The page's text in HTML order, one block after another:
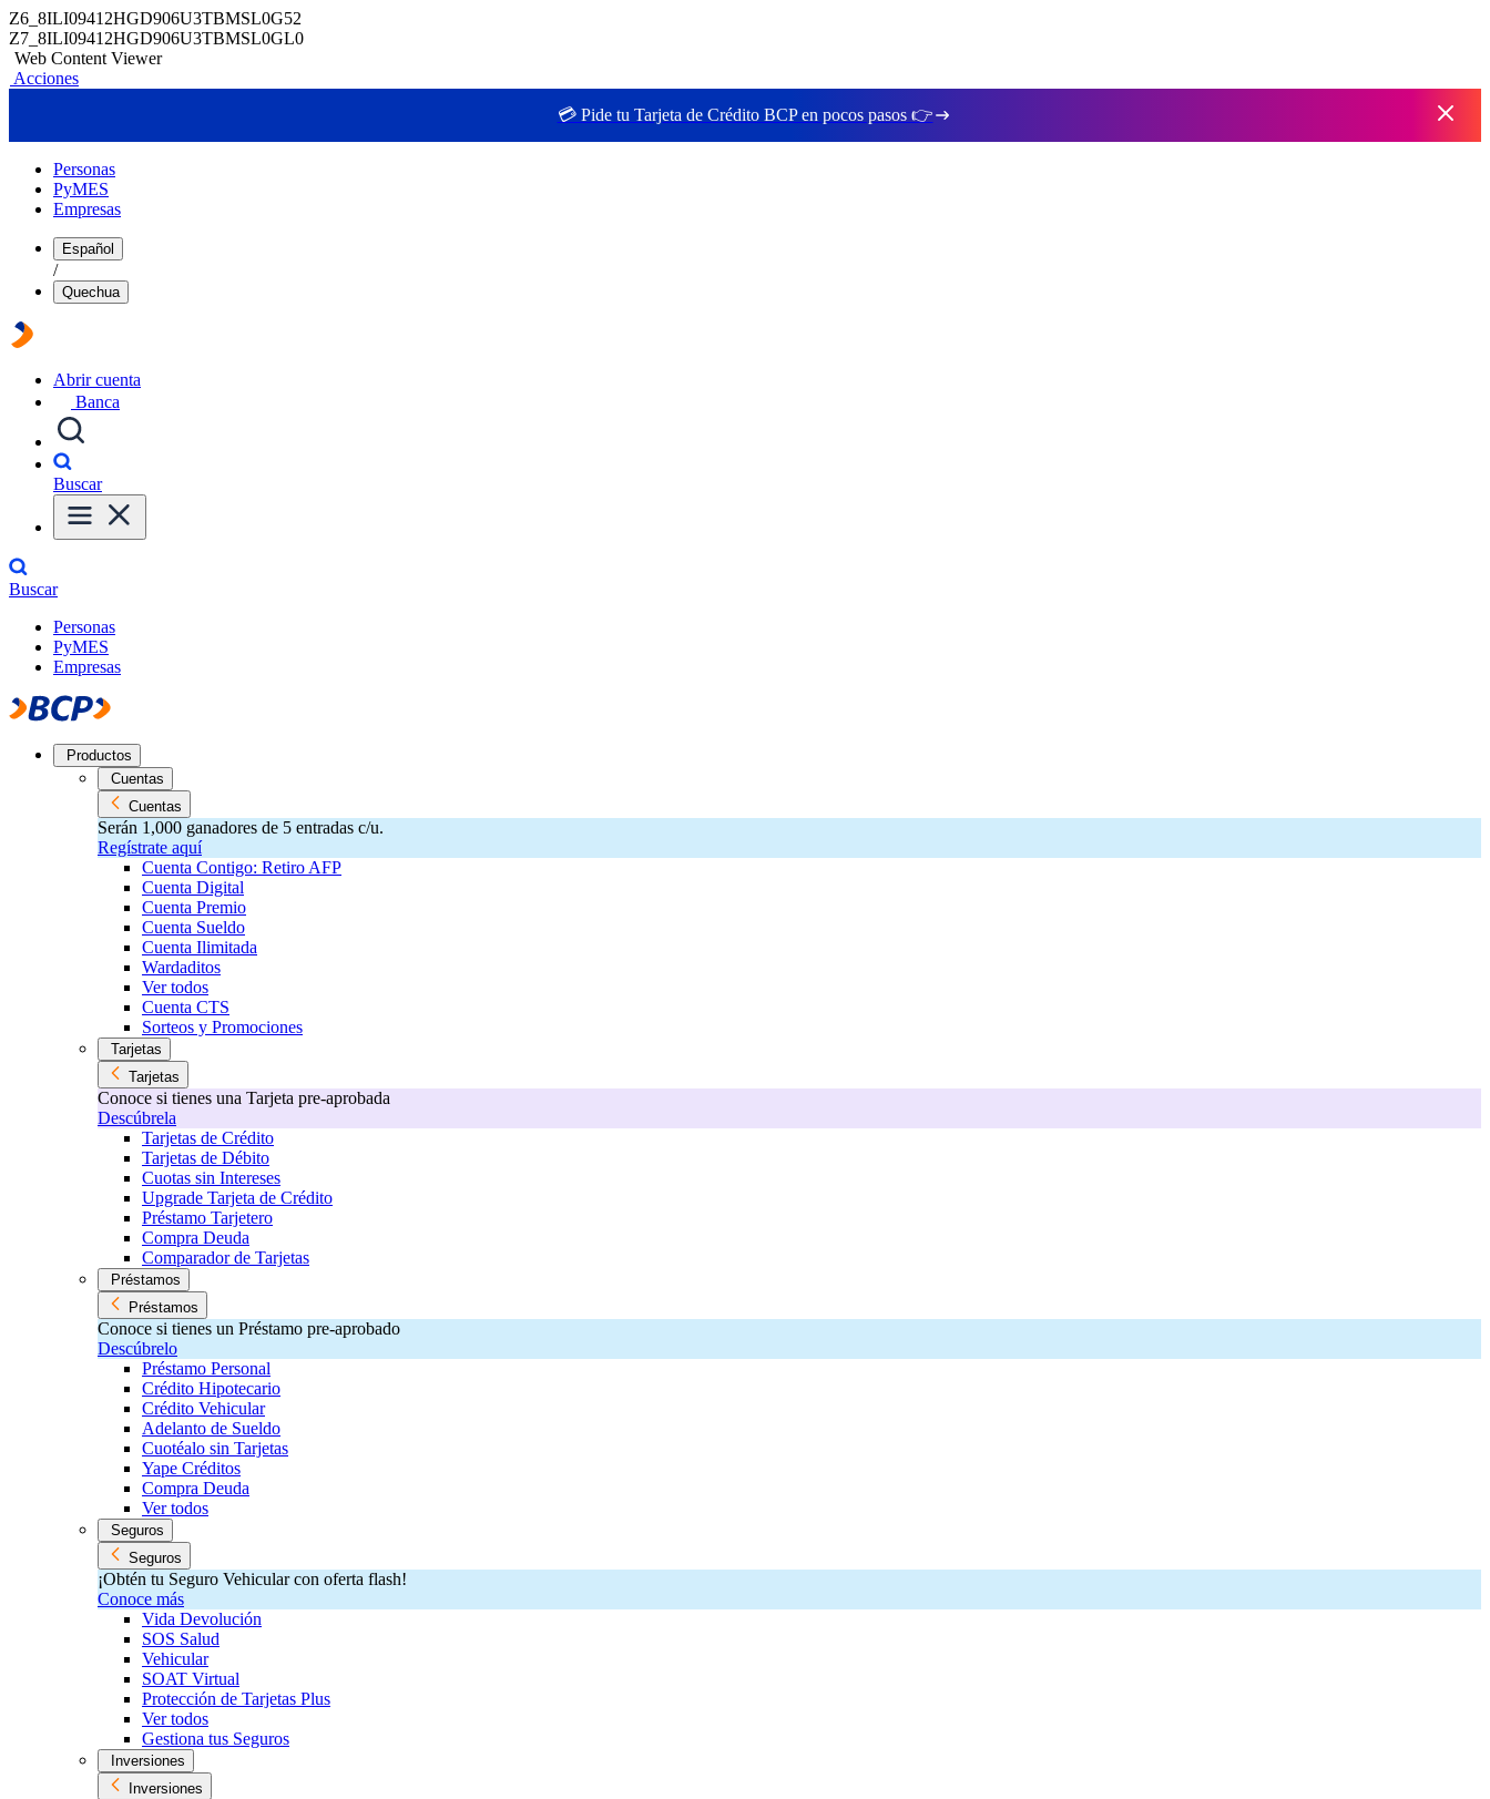
Z6_8ILI09412HGD906U3TBMSL0G52
Z7_8ILI09412HGD906U3TBMSL0GL0
Web Content Viewer
Acciones
💳 Pide tu Tarjeta de Crédito BCP en pocos pasos 👉
Personas
PyMES
Empresas
Español
/
Quechua
Abrir cuenta
Banca
Buscar
Buscar
Personas
PyMES
Empresas
Productos
Cuentas
Cuentas
Serán 1,000 ganadores de 5 entradas c/u.
Regístrate aquí
Cuenta Contigo: Retiro AFP
Cuenta Digital
Cuenta Premio
Cuenta Sueldo
Cuenta Ilimitada
Wardaditos
Ver todos
Cuenta CTS
Sorteos y Promociones
Tarjetas
Tarjetas
Conoce si tienes una Tarjeta pre-aprobada
Descúbrela
Tarjetas de Crédito
Tarjetas de Débito
Cuotas sin Intereses
Upgrade Tarjeta de Crédito
Préstamo Tarjetero
Compra Deuda
Comparador de Tarjetas
Préstamos
Préstamos
Conoce si tienes un Préstamo pre-aprobado
Descúbrelo
Préstamo Personal
Crédito Hipotecario
Crédito Vehicular
Adelanto de Sueldo
Cuotéalo sin Tarjetas
Yape Créditos
Compra Deuda
Ver todos
Seguros
Seguros
¡Obtén tu Seguro Vehicular con oferta flash!
Conoce más
Vida Devolución
SOS Salud
Vehicular
SOAT Virtual
Protección de Tarjetas Plus
Ver todos
Gestiona tus Seguros
Inversiones
Inversiones